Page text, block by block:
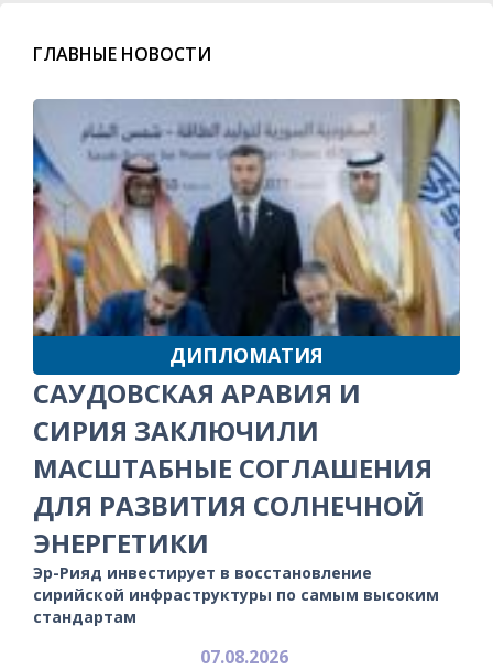
ГЛАВНЫЕ НОВОСТИ
ДИПЛОМАТИЯ
САУДОВСКАЯ АРАВИЯ И
СИРИЯ ЗАКЛЮЧИЛИ
МАСШТАБНЫЕ СОГЛАШЕНИЯ
ДЛЯ РАЗВИТИЯ СОЛНЕЧНОЙ
ЭНЕРГЕТИКИ
Эр-Рияд инвестирует в восстановление
сирийской инфраструктуры по самым высоким
стандартам
07.08.2026